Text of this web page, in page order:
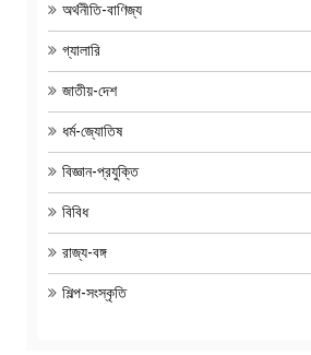
অর্থনীতি-বাণিজ্য
গ্যালারি
জাতীয়-দেশ
ধর্ম-জ্যোতিষ
বিজ্ঞান-প্রযুক্তি
বিবিধ
রাজ্য-বঙ্গ
শিল্প-সংস্কৃতি